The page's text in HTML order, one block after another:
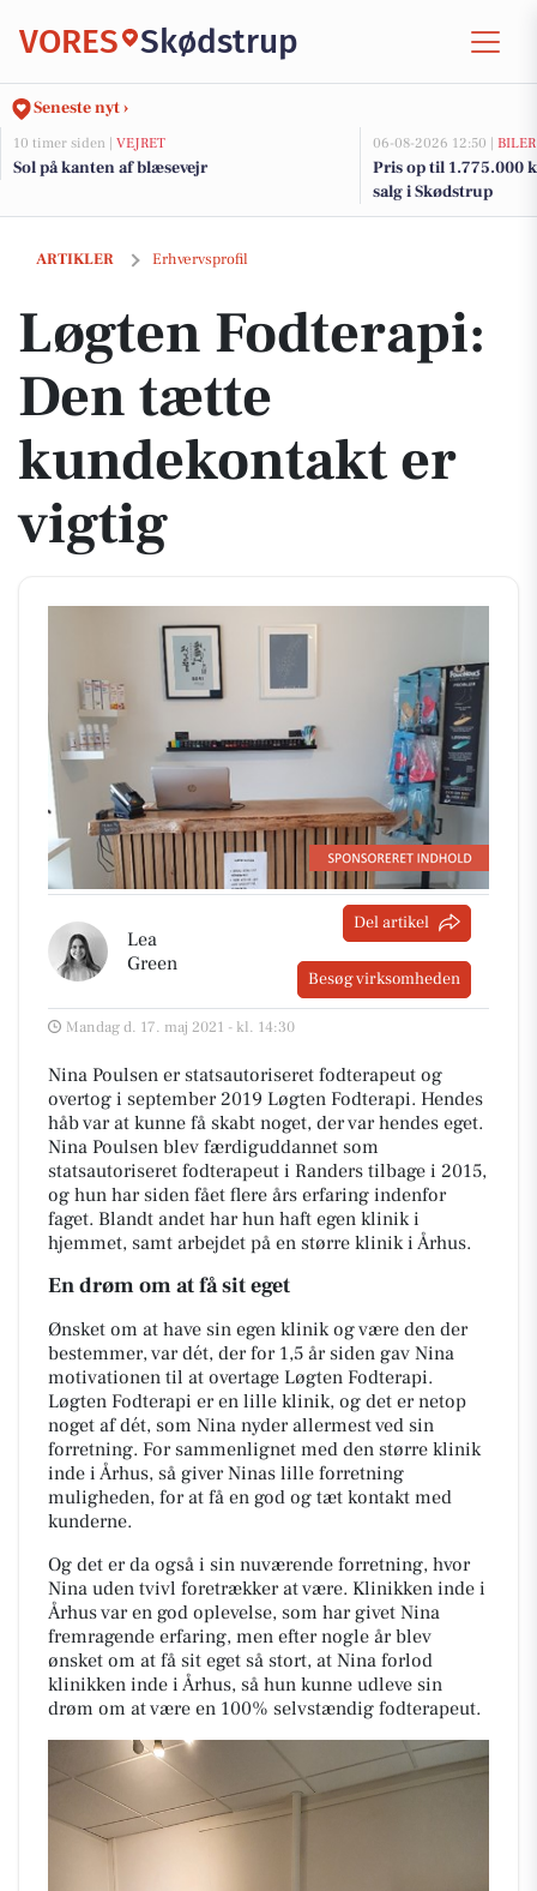
VORES Skødstrup
Seneste nyt ›
10 timer siden | VEJRET
Sol på kanten af blæsevejr
06-08-2026 12:50 | BILER
Pris op til 1.775.000
salg i Skødstrup
ARTIKLER Erhvervsprofil
Løgten Fodterapi: Den tætte kundekontakt er vigtig
Løgten Fodterapi:
Den tætte
kundekontakt er
vigtig
Lea
Green
Del artikel
Besøg virksomheden
Mandag d. 17. maj 2021 - kl. 14:30
Nina Poulsen er statsautoriseret fodterapeut og
overtog i september 2019 Løgten Fodterapi. Hendes
håb var at kunne få skabt noget, der var hendes eget.
Nina Poulsen blev færdiguddannet som
statsautoriseret fodterapeut i Randers tilbage i 2015,
og hun har siden fået flere års erfaring indenfor
faget. Blandt andet har hun haft egen klinik i
hjemmet, samt arbejdet på en større klinik i Århus.
En drøm om at få sit eget
Ønsket om at have sin egen klinik og være den der
bestemmer, var dét, der for 1,5 år siden gav Nina
motivationen til at overtage Løgten Fodterapi.
Løgten Fodterapi er en lille klinik, og det er netop
noget af dét, som Nina nyder allermest ved sin
forretning. For sammenlignet med den større klinik
inde i Århus, så giver Ninas lille forretning
muligheden, for at få en god og tæt kontakt med
kunderne.
Og det er da også i sin nuværende forretning, hvor
Nina uden tvivl foretrækker at være. Klinikken inde i
Århus var en god oplevelse, som har givet Nina
fremragende erfaring, men efter nogle år blev
ønsket om at få sit eget så stort, at Nina forlod
klinikken inde i Århus, så hun kunne udleve sin
drøm om at være en 100% selvstændig fodterapeut.